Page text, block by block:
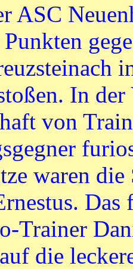
ASC
In der
von
waren
Das
Trainer
die